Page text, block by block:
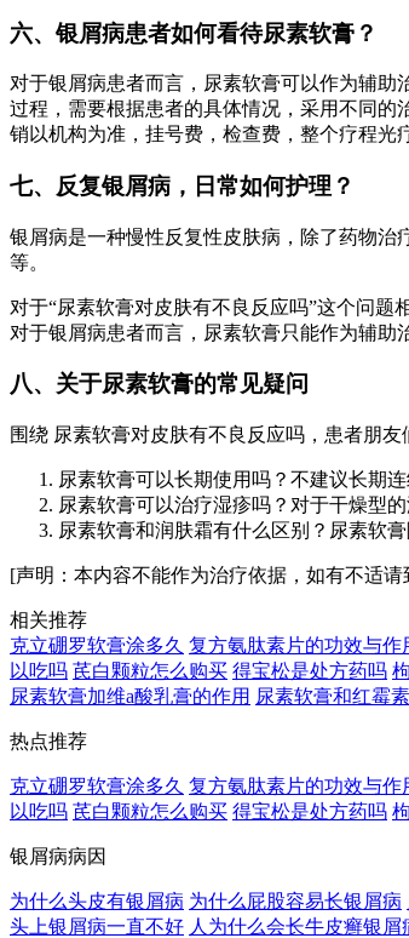
六、银屑病患者如何看待尿素软膏？
对于银屑病患者而言，尿素软膏可以作为辅
过程，需要根据患者的具体情况，采用不同的
销以机构为准，挂号费，检查费，整个疗程光
七、反复银屑病，日常如何护理？
银屑病是一种慢性反复性皮肤病，除了药物
等。
对于“尿素软膏对皮肤有不良反应吗”这个问题
对于银屑病患者而言，尿素软膏只能作为辅助
八、关于尿素软膏的常见疑问
围绕 尿素软膏对皮肤有不良反应吗，患者朋友
尿素软膏可以长期使用吗？不建议长期
尿素软膏可以治疗湿疹吗？对于干燥型
尿素软膏和润肤霜有什么区别？尿素软
[声明：本内容不能作为治疗依据，如有不适
相关推荐
克立硼罗软膏涂多久 复方氨肽素片的功效与作
以吃吗 芪白颗粒怎么购买 得宝松是处方药吗
尿素软膏加维a酸乳膏的作用 尿素软膏和红霉
热点推荐
克立硼罗软膏涂多久 复方氨肽素片的功效与作
以吃吗 芪白颗粒怎么购买 得宝松是处方药吗
银屑病病因
为什么头皮有银屑病 为什么屁股容易长银屑病
头上银屑病一直不好 人为什么会长牛皮癣银屑